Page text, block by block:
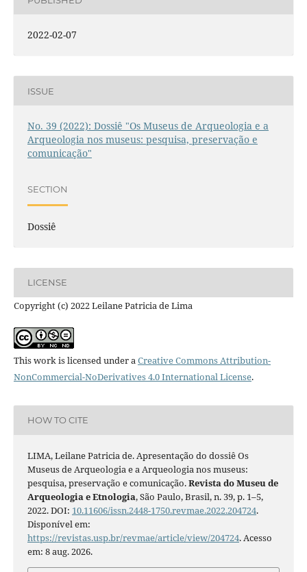
2022-02-07
ISSUE
No. 39 (2022): Dossiê "Os Museus de Arqueologia e a
Arqueologia nos museus: pesquisa, preservação e
comunicação"
SECTION
Dossiê
LICENSE
Copyright (c) 2022 Leilane Patricia de Lima
This work is licensed under a Creative Commons Attribution-
NonCommercial-NoDerivatives 4.0 International License.
HOW TO CITE
LIMA, Leilane Patricia de. Apresentação do dossiê Os
Museus de Arqueologia e a Arqueologia nos museus:
pesquisa, preservação e comunicação.Revista do Museu de
Arqueologia e Etnologia, São Paulo, Brasil, n. 39, p. 1–5,
2022. DOI: 10.11606/issn.2448-1750.revmae.2022.204724.
Disponível em:
https://revistas.usp.br/revmae/article/view/204724. Acesso
em: 8 aug. 2026.